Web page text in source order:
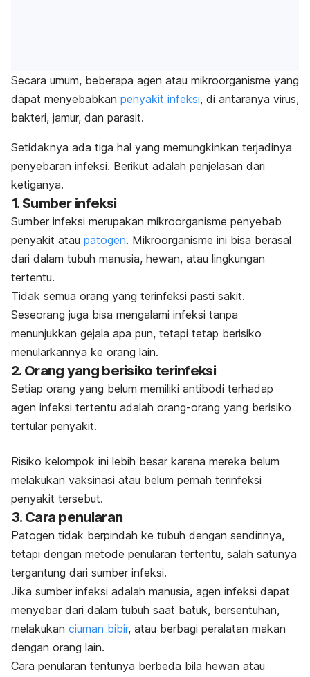
Secara umum, beberapa agen atau mikroorganisme yang
dapat menyebabkan penyakit infeksi, di antaranya virus,
bakteri, jamur, dan parasit.
Setidaknya ada tiga hal yang memungkinkan terjadinya
penyebaran infeksi. Berikut adalah penjelasan dari
ketiganya.
1. Sumber infeksi
Sumber infeksi merupakan mikroorganisme penyebab
penyakit atau patogen. Mikroorganisme ini bisa berasal
dari dalam tubuh manusia, hewan, atau lingkungan
tertentu.
Tidak semua orang yang terinfeksi pasti sakit.
Seseorang juga bisa mengalami infeksi tanpa
menunjukkan gejala apa pun, tetapi tetap berisiko
menularkannya ke orang lain.
2. Orang yang berisiko terinfeksi
Setiap orang yang belum memiliki antibodi terhadap
agen infeksi tertentu adalah orang-orang yang berisiko
tertular penyakit.
Risiko kelompok ini lebih besar karena mereka belum
melakukan vaksinasi atau belum pernah terinfeksi
penyakit tersebut.
3. Cara penularan
Patogen tidak berpindah ke tubuh dengan sendirinya,
tetapi dengan metode penularan tertentu, salah satunya
tergantung dari sumber infeksi.
Jika sumber infeksi adalah manusia, agen infeksi dapat
menyebar dari dalam tubuh saat batuk, bersentuhan,
melakukan ciuman bibir, atau berbagi peralatan makan
dengan orang lain.
Cara penularan tentunya berbeda bila hewan atau